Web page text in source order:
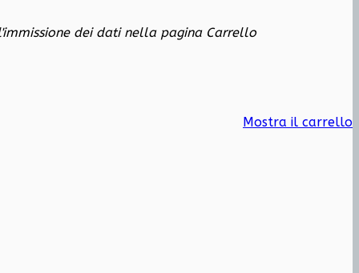
dei dati nella pagina Carrello
Mostra il carrello